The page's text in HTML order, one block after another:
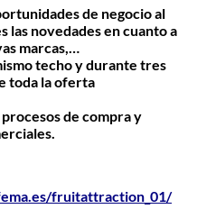
de negocio al
las novedades en cuanto a
marcas,…
techo y durante tres
toda la oferta
de compra y
fruitattraction_01/